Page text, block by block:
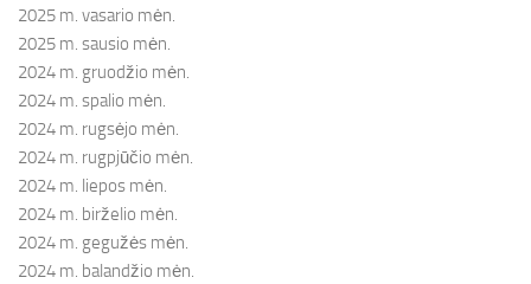
2025 m. vasario mėn.
2025 m. sausio mėn.
2024 m. gruodžio mėn.
2024 m. spalio mėn.
2024 m. rugsėjo mėn.
2024 m. rugpjūčio mėn.
2024 m. liepos mėn.
2024 m. birželio mėn.
2024 m. gegužės mėn.
2024 m. balandžio mėn.